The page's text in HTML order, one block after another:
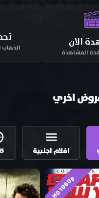
الان
المشاهدة
الذهاب
اخري
افلام اجنبية
HD 1080p